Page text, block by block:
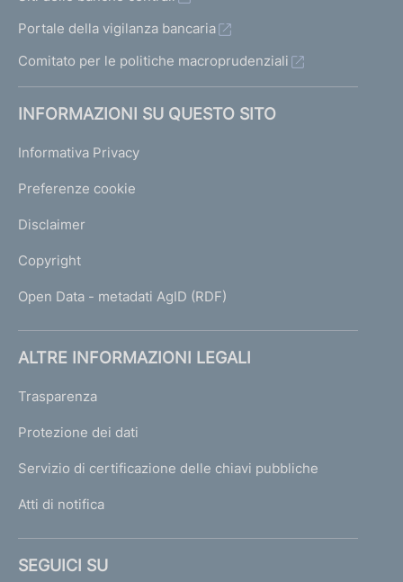
Portale della vigilanza bancaria
Comitato per le politiche macroprudenziali
INFORMAZIONI SU QUESTO SITO
Informativa Privacy
Preferenze cookie
Disclaimer
Copyright
Open Data - metadati AgID (RDF)
ALTRE INFORMAZIONI LEGALI
Trasparenza
Protezione dei dati
Servizio di certificazione delle chiavi pubbliche
Atti di notifica
SEGUICI SU